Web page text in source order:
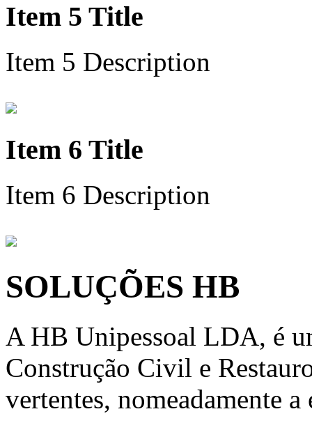
Item 5 Title
Item 5 Description
Item 6 Title
Item 6 Description
SOLUÇÕES HB
A HB Unipessoal LDA, é
Construção Civil e
vertentes, nomeadamente